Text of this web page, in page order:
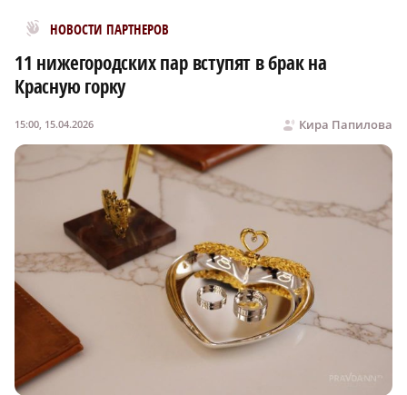
НОВОСТИ ПАРТНЕРОВ
Новости МирТесен
11 нижегородских пар вступят в брак на
Красную горку
Кира Папилова
15:00, 15.04.2026